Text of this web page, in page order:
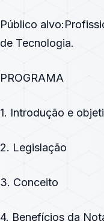
Público
de Tecnologia.
PROGRAMA
1. Introdução e
2. Legislação
3. Conceito
4. Benefícios da